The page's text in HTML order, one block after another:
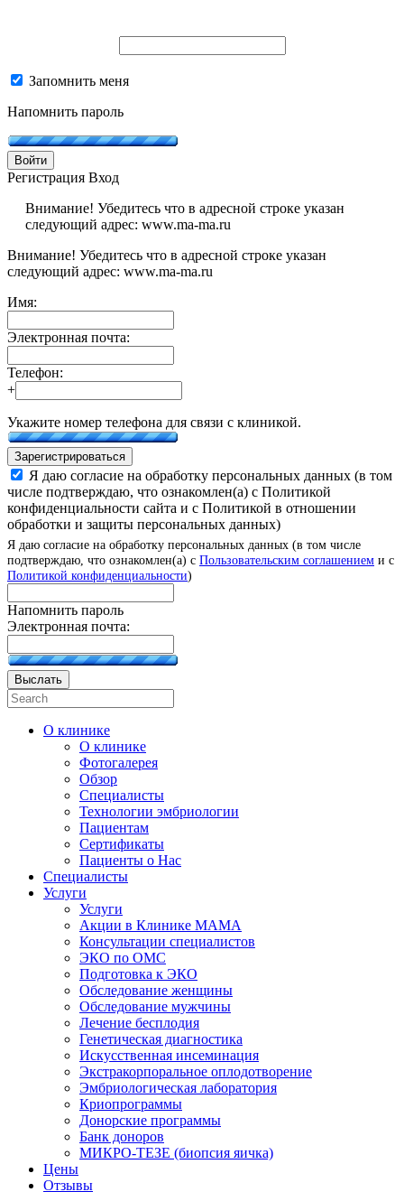
Запомнить меня
Напомнить пароль
Войти
Регистрация Вход
Внимание! Убедитесь что в адресной строке указан
следующий адрес: www.ma-ma.ru
Внимание! Убедитесь что в адресной строке указан
следующий адрес: www.ma-ma.ru
Имя:
Электронная почта:
Телефон:
+
Укажите номер телефона для связи с клиникой.
Зарегистрироваться
Я даю согласие на обработку персональных данных (в том
числе подтверждаю, что ознакомлен(а) с Политикой
конфиденциальности сайта и с Политикой в отношении
обработки и защиты персональных данных)
Я даю согласие на обработку персональных данных (в том числе
подтверждаю, что ознакомлен(а) с Пользовательским соглашением и с
Политикой конфиденциальности)
Напомнить пароль
Электронная почта:
Выслать
О клинике
О клинике
Фотогалерея
Обзор
Специалисты
Технологии эмбриологии
Пациентам
Сертификаты
Пациенты о Нас
Специалисты
Услуги
Услуги
Акции в Клинике МАМА
Консультации специалистов
ЭКО по ОМС
Подготовка к ЭКО
Обследование женщины
Обследование мужчины
Лечение бесплодия
Генетическая диагностика
Искусственная инсеминация
Экстракорпоральное оплодотворение
Эмбриологическая лаборатория
Криопрограммы
Донорские программы
Банк доноров
МИКРО-ТЕЗЕ (биопсия яичка)
Цены
Отзывы